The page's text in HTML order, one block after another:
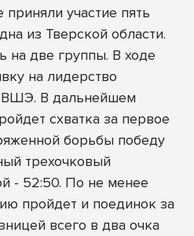
участие пять
из Тверской области.
на две группы. В ходе
на лидерство
ВШЭ. В дальнейшем
схватка за первое
борьбы победу
трехочковый
- 52:50. По не менее
пройдет и поединок за
всего в два очка